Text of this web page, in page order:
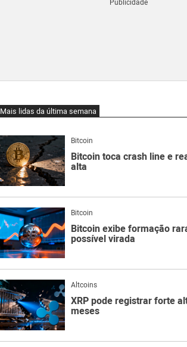
Mais lidas da última semana
Bitcoin
Bitcoin toca crash line e
alta
Bitcoin
Bitcoin exibe formação
possível virada
Altcoins
XRP pode registrar forte
meses